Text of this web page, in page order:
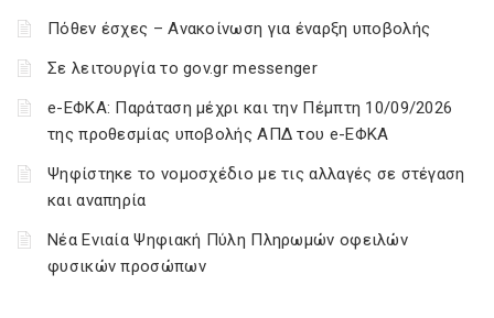
Πόθεν έσχες – Ανακοίνωση για έναρξη υποβολής
Σε λειτουργία το gov.gr messenger
e-ΕΦΚΑ: Παράταση μέχρι και την Πέμπτη 10/09/2026
της προθεσμίας υποβολής ΑΠΔ του e-ΕΦΚΑ
Ψηφίστηκε το νομοσχέδιο με τις αλλαγές σε στέγαση
και αναπηρία
Νέα Ενιαία Ψηφιακή Πύλη Πληρωμών οφειλών
φυσικών προσώπων